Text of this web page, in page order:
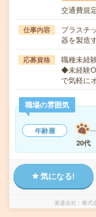
交通費規
仕事内容
プラスチ
器を製造
応募資格
職種未経
◆未経験
で気軽に
職場の雰囲気
年齢層
20代
気になる!
派遣会社 株式